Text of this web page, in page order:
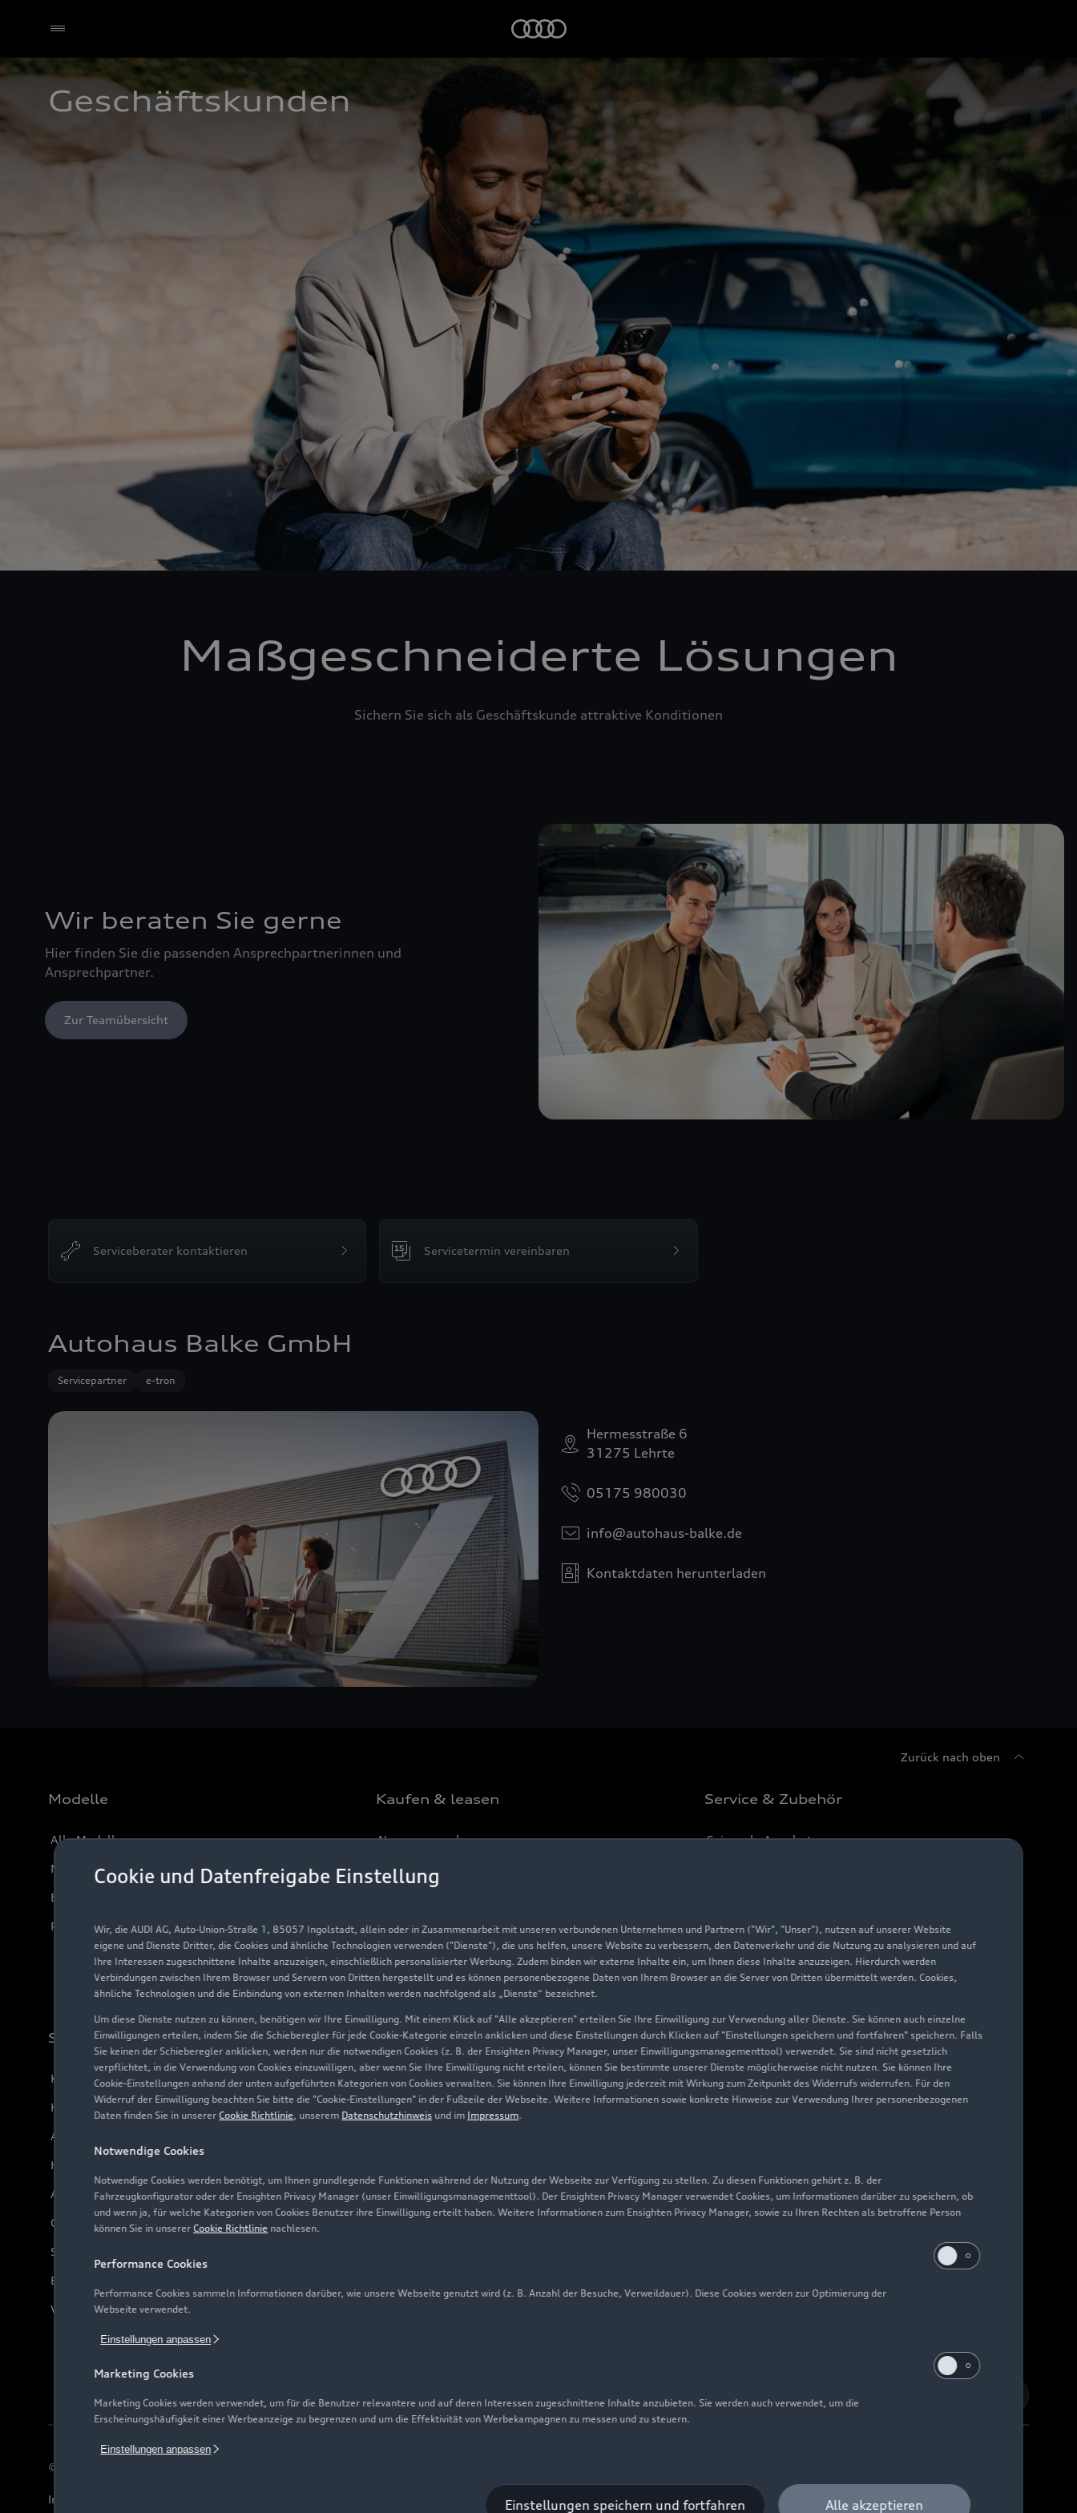
Cookie und Datenfreigabe Einstellung
Wir, die AUDI AG, Auto-Union-Straße 1, 85057 Ingolstadt, allein oder in Zusammenarbeit mit unseren verbundenen Unternehmen und Partnern ("Wir", "Unser"), nutzen auf unserer Website
eigene und Dienste Dritter, die Cookies und ähnliche Technologien verwenden ("Dienste"), die uns helfen, unsere Website zu verbessern, den Datenverkehr und die Nutzung zu analysieren und auf
Ihre Interessen zugeschnittene Inhalte anzuzeigen, einschließlich personalisierter Werbung. Zudem binden wir externe Inhalte ein, um Ihnen diese Inhalte anzuzeigen. Hierdurch werden
Verbindungen zwischen Ihrem Browser und Servern von Dritten hergestellt und es können personenbezogene Daten von Ihrem Browser an die Server von Dritten übermittelt werden. Cookies,
ähnliche Technologien und die Einbindung von externen Inhalten werden nachfolgend als „Dienste“ bezeichnet.
Um diese Dienste nutzen zu können, benötigen wir Ihre Einwilligung. Mit einem Klick auf "Alle akzeptieren" erteilen Sie Ihre Einwilligung zur Verwendung aller Dienste. Sie können auch einzelne
Einwilligungen erteilen, indem Sie die Schieberegler für jede Cookie-Kategorie einzeln anklicken und diese Einstellungen durch Klicken auf "Einstellungen speichern und fortfahren" speichern. Falls
Sie keinen der Schieberegler anklicken, werden nur die notwendigen Cookies (z. B. der Ensighten Privacy Manager, unser Einwilligungsmanagementtool) verwendet. Sie sind nicht gesetzlich
verpflichtet, in die Verwendung von Cookies einzuwilligen, aber wenn Sie Ihre Einwilligung nicht erteilen, können Sie bestimmte unserer Dienste möglicherweise nicht nutzen. Sie können Ihre
Cookie-Einstellungen anhand der unten aufgeführten Kategorien von Cookies verwalten. Sie können Ihre Einwilligung jederzeit mit Wirkung zum Zeitpunkt des Widerrufs widerrufen. Für den
Widerruf der Einwilligung beachten Sie bitte die "Cookie-Einstellungen" in der Fußzeile der Webseite. Weitere Informationen sowie konkrete Hinweise zur Verwendung Ihrer personenbezogenen
Daten finden Sie in unsererCookie Richtlinie, unserem Datenschutzhinweis und im Impressum.
Notwendige Cookies
Notwendige Cookies werden benötigt, um Ihnen grundlegende Funktionen während der Nutzung der Webseite zur Verfügung zu stellen. Zu diesen Funktionen gehört z. B. der
Fahrzeugkonfigurator oder der Ensighten Privacy Manager (unser Einwilligungsmanagementtool). Der Ensighten Privacy Manager verwendet Cookies, um Informationen darüber zu speichern, ob
und wenn ja, für welche Kategorien von Cookies Benutzer ihre Einwilligung erteilt haben. Weitere Informationen zum Ensighten Privacy Manager, sowie zu Ihren Rechten als betroffene Person
können Sie in unsererCookie Richtlinie nachlesen.
Performance Cookies
Performance Cookies sammeln Informationen darüber, wie unsere Webseite genutzt wird (z. B. Anzahl der Besuche, Verweildauer). Diese Cookies werden zur Optimierung der
Webseite verwendet.
Einstellungen anpassen
Marketing Cookies
Marketing Cookies werden verwendet, um für die Benutzer relevantere und auf deren Interessen zugeschnittene Inhalte anzubieten. Sie werden auch verwendet, um die
Erscheinungshäufigkeit einer Werbeanzeige zu begrenzen und um die Effektivität von Werbekampagnen zu messen und zu steuern.
Einstellungen anpassen
Alle akzeptieren
Einstellungen speichern und fortfahren
Geschäftskunden
Maßgeschneiderte Lösungen
Sichern Sie sich als Geschäftskunde attraktive Konditionen
Wir beraten Sie gerne
Hier finden Sie die passenden Ansprechpartnerinnen und
Ansprechpartner.
Zur Teamübersicht
Serviceberater kontaktieren Servicetermin vereinbaren
Autohaus Balke GmbH
Servicepartner e-tron
Hermesstraße 6
31275 Lehrte
05175 980030
info@autohaus-balke.de
Kontaktdaten herunterladen
Zurück nach oben
Modelle
Alle Modelle
Modelle vergleichen
Elektromodelle
Plug-in-Hybride
Kaufen & leasen
Neuwagensuche
Gebrauchtwagensuche
Finanzierung
Aktionen & Angebote
Geschäftskunden
Service & Zubehör
Saisonale Angebote
Audi digital services
myAudi
Support
Kundenservice
Händlersuche
Audi Code
Häufige Fragen (FAQ)
Audi Online Beratung
Online-Terminvereinbarung
Servicekontakt
Bordbuch & Bedienungsanleitungen
Verträge kündigen
Über Audi
Unternehmen
Karriere
Datenschutz
Audi erleben
© 2026 AUDI AG. Alle Rechte vorbehalten
Impressum Cookie-Einstellungen Cookie-Richtlinie Barrierefreiheit Digital Services Act EU Data Act